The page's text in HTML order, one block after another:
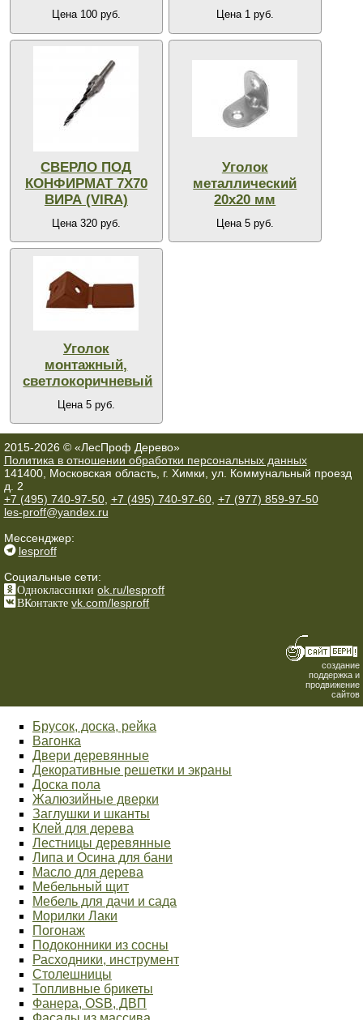
Цена 100 руб. Цена 1 руб.
СВЕРЛО ПОД
КОНФИРМАТ 7Х70
ВИРА (VIRA)
Цена 320 руб.
Уголок
металлический
20х20 мм
Цена 5 руб.
Уголок
монтажный,
светлокоричневый
Цена 5 руб.
2015-2026 © «ЛесПроф Дерево»
Политика в отношении обработки персональных данных
141400, Московская область, г. Химки, ул. Коммунальный проезд
д. 2
+7 (495) 740-97-50, +7 (495) 740-97-60, +7 (977) 859-97-50
les-proff@yandex.ru
Мессенджер:
lesproff
Социальные сети:
Одноклассники ok.ru/lesproff
ВКонтакте vk.com/lesproff
создание
поддержка и
продвижение
сайтов
Брусок, доска, рейка
Вагонка
Двери деревянные
Декоративные решетки и экраны
Доска пола
Жалюзийные дверки
Заглушки и шканты
Клей для дерева
Лестницы деревянные
Липа и Осина для бани
Масло для дерева
Мебельный щит
Мебель для дачи и сада
Морилки Лаки
Погонаж
Подоконники из сосны
Расходники, инструмент
Столешницы
Топливные брикеты
Фанера, OSB, ДВП